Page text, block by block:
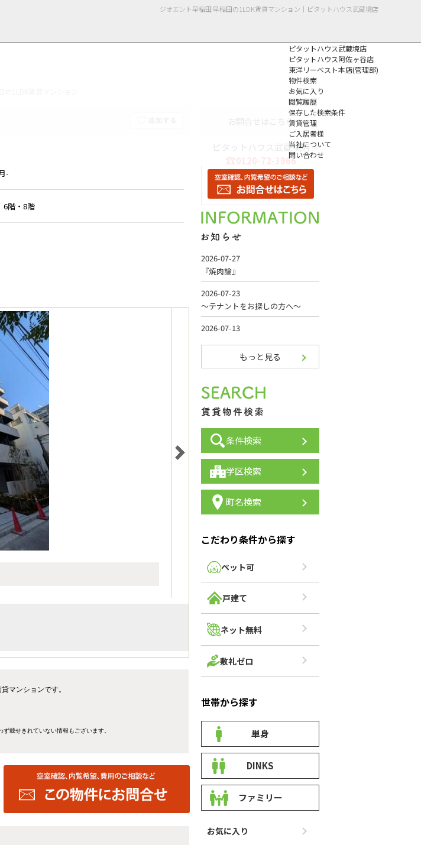
ジオエント早稲田 早稲田の1LDK賃貸マンション｜ピタットハウス武蔵境店
ピタットハウス武蔵境店
ピタットハウス阿佐ヶ谷店
東洋リーベスト本店(管理部)
物件検索
お気に入り
閲覧履歴
保存した検索条件
賃貸管理
ご入居者様
当社について
問い合わせ
-
6階・8階
マンションです。
載せきれていない情報もございます。
お問合せはこちら
ピタットハウス武蔵境店
0120-72-3966
もっと見る
条件検索
学区検索
町名検索
こだわり条件から探す
ペット可
戸建て
ネット無料
敷礼ゼロ
世帯から探す
単身
DINKS
ファミリー
お気に入り